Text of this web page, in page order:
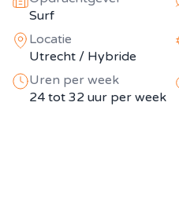
Surf
Locatie
Utrecht / Hybride
Uren per week
24 tot 32 uur per week